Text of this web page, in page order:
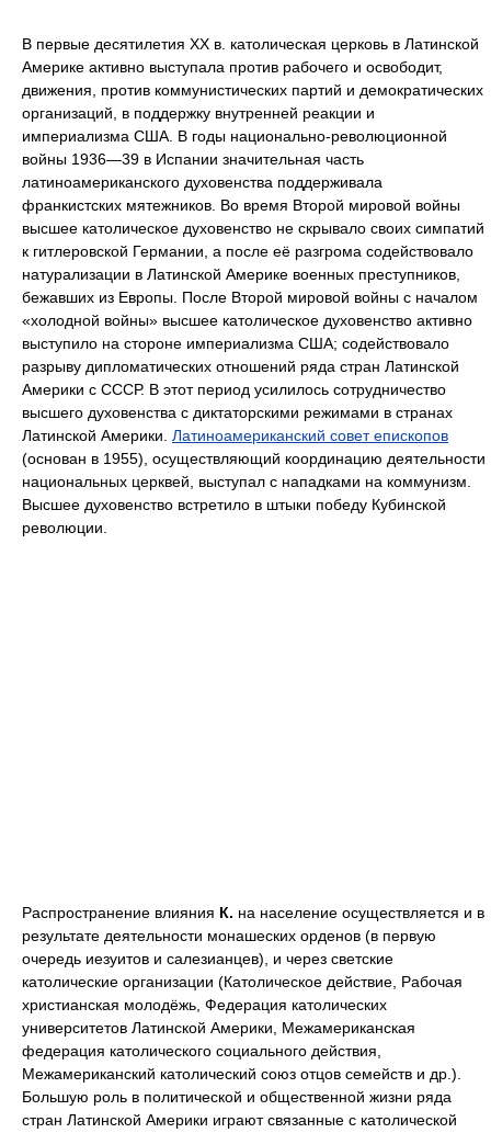
В первые десятилетия XX в. католическая церковь в Латинской
Америке активно выступала против рабочего и освободит,
движения, против коммунистических партий и демократических
организаций, в поддержку внутренней реакции и
империализма США. В годы национально-революционной
войны 1936—39 в Испании значительная часть
латиноамериканского духовенства поддерживала
франкистских мятежников. Во время Второй мировой войны
высшее католическое духовенство не скрывало своих симпатий
к гитлеровской Германии, а после её разгрома содействовало
натурализации в Латинской Америке военных преступников,
бежавших из Европы. После Второй мировой войны с началом
«холодной войны» высшее католическое духовенство активно
выступило на стороне империализма США; содействовало
разрыву дипломатических отношений ряда стран Латинской
Америки с СССР. В этот период усилилось сотрудничество
высшего духовенства с диктаторскими режимами в странах
Латинской Америки. Латиноамериканский совет епископов
(основан в 1955), осуществляющий координацию деятельности
национальных церквей, выступал с нападками на коммунизм.
Высшее духовенство встретило в штыки победу Кубинской
революции.
Распространение влияния К. на население осуществляется и в
результате деятельности монашеских орденов (в первую
очередь иезуитов и салезианцев), и через светские
католические организации (Католическое действие, Рабочая
христианская молодёжь, Федерация католических
университетов Латинской Америки, Межамериканская
федерация католического социального действия,
Межамериканский католический союз отцов семейств и др.).
Большую роль в политической и общественной жизни ряда
стран Латинской Америки играют связанные с католической